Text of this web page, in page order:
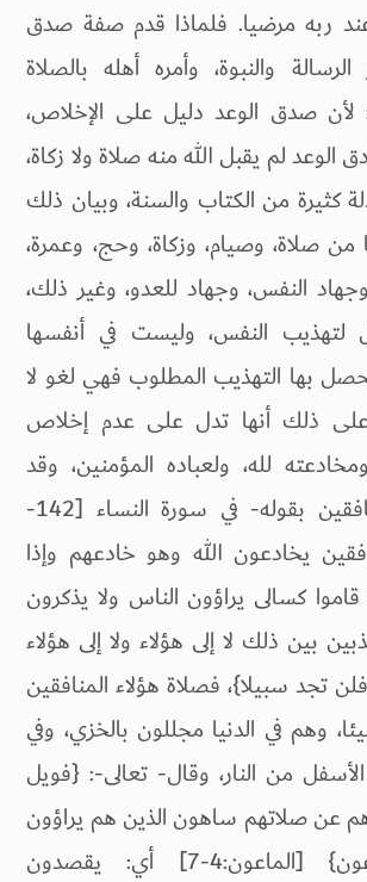
عند ربه مرضيا. فلماذا قدم صفة صدق
والنبوة، وأمره أهله بالصلاة
لأن صدق الوعد دليل على الإخلاص،
لم يقبل الله منه صلاة ولا زكاة،
كثيرة من الكتاب والسنة، وبيان ذلك
من صلاة، وصيام، وزكاة، وحج، وعمرة،
النفس، وجهاد للعدو، وغير ذلك،
لتهذيب النفس، وليست في أنفسها
بها التهذيب المطلوب فهي لغو لا
على ذلك أنها تدل على عدم إخلاص
ومخادعته لله، ولعباده المؤمنين، وقد
وصف الله المنافقين بقوله- في سورة النساء [142-
يخادعون الله وهو خادعهم وإذا
قاموا كسالى يراؤون الناس ولا يذكرون
بين ذلك لا إلى هؤلاء ولا إلى هؤلاء
تجد سبيلا}، فصلاة هؤلاء المنافقين
وهم في الدنيا مجللون بالخزي، وفي
الأسفل من النار، وقال- تعالى-: {فويل
عن صلاتهم ساهون الذين هم يراؤون
ويمنعون الماعون} [الماعون:4-7] أي: يقصدون